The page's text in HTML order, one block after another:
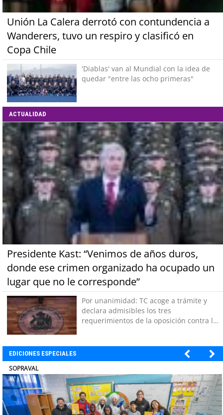
Unión La Calera derrotó con contundencia a
Wanderers, tuvo un respiro y clasificó en
Copa Chile
'Diablas' van al Mundial con la idea de
quedar "entre las ocho primeras"
ACTUALIDAD
Presidente Kast: “Venimos de años duros,
donde ese crimen organizado ha ocupado un
lugar que no le corresponde”
Por unanimidad: TC acoge a trámite y
declara admisibles los tres
requerimientos de la oposición contra la
EDICIONES ESPECIALES
ULTRAPORT